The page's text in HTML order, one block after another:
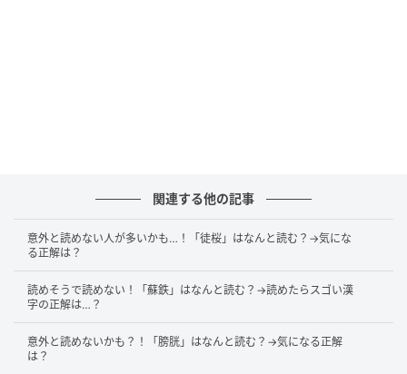
テン」のようだったことから、「仙人掌」という漢字
があてられたそうですよ。
また、「覇王樹」と書いて「さぼてん」と読むことも
あります。なんだか強そうな印象を受けますよね。
参考文献：大辞林、明鏡国語辞典
関連する他の記事
意外と読めない人が多いかも…！「徒桜」はなんと読む？→気にな
る正解は？
読めそうで読めない！「蘇鉄」はなんと読む？→読めたらスゴい漢
字の正解は…？
意外と読めないかも？！「膀胱」はなんと読む？→気になる正解
は？